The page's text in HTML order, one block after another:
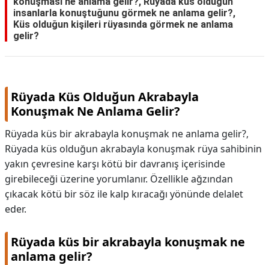
insanlarla konuştuğunu görmek ne anlama gelir?,
Küs olduğun kişileri rüyasında görmek ne anlama
gelir?
Rüyada Küs Olduğun Akrabayla
Konuşmak Ne Anlama Gelir?
Rüyada küs bir akrabayla konuşmak ne anlama gelir?,
Rüyada küs olduğun akrabayla konuşmak rüya sahibinin
yakın çevresine karşı kötü bir davranış içerisinde
girebileceği üzerine yorumlanır. Özellikle ağzından
çıkacak kötü bir söz ile kalp kıracağı yönünde delalet
eder.
Rüyada küs bir akrabayla konuşmak ne
anlama gelir?